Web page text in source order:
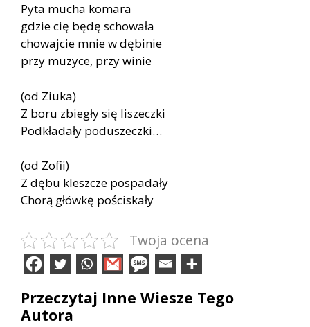
Pyta mucha komara
gdzie cię będę schowała
chowajcie mnie w dębinie
przy muzyce, przy winie
(od Ziuka)
Z boru zbiegły się liszeczki
Podkładały poduszeczki…
(od Zofii)
Z dębu kleszcze pospadały
Chorą główkę pościskały
Twoja ocena
Przeczytaj Inne Wiesze Tego
Autora